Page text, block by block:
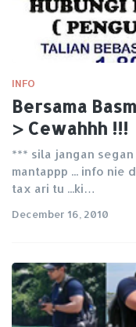
INFO
Bersama
> Cewahhh !!!
*** sila jangan
mantappp ... info nie
tax ari tu ...ki…
December 16, 2010